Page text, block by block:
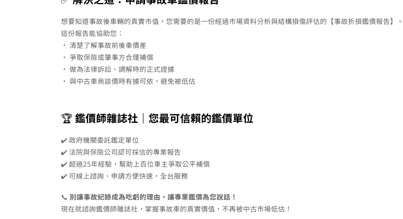
想要知道事故後車輛的真實市值，您需要的是一份經過市場資料分析與結構損傷評估的【事故折損鑑價報告】。
這份報告能協助您：
• 清楚了解事故前後車價差
• 爭取保險或肇事方合理補償
• 做為法律訴訟、調解時的正式證據
• 與中古車商談價時有據可依，避免被低估
🏆 鑑價師雜誌社｜您最可信賴的鑑價單位
✔️ 政府機關委託鑑定單位
✔️ 法院與保險公司認可採信的專業報告
✔️ 超過25年經驗，幫助上百位車主爭取公平補償
✔️ 可線上諮詢、申請方便快速，全台服務
📞 別讓事故紀錄成為吃虧的理由，讓專業鑑價為您說話！
現在就諮詢鑑價師雜誌社，掌握事故車的真實價值，不再被中古市場低估！